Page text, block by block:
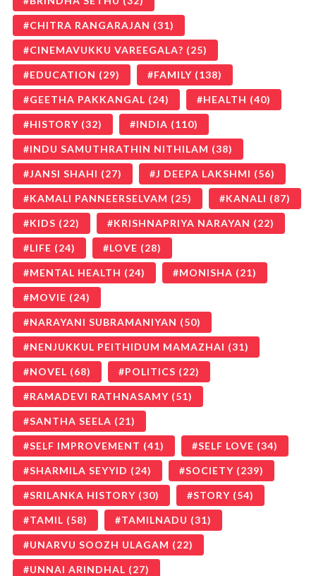
CHITRA RANGARAJAN (31)
CINEMAVUKKU VAREEGALA? (25)
EDUCATION (29) FAMILY (138)
GEETHA PAKKANGAL (24) HEALTH (40)
HISTORY (32) INDIA (110)
INDU SAMUTHRATHIN NITHILAM (38)
JANSI SHAHI (27) J DEEPA LAKSHMI (56)
KAMALI PANNEERSELVAM (25) KANALI (87)
KIDS (22) KRISHNAPRIYA NARAYAN (22)
LIFE (24) LOVE (28)
MENTAL HEALTH (24) MONISHA (21)
MOVIE (24)
NARAYANI SUBRAMANIYAN (50)
NENJUKKUL PEITHIDUM MAMAZHAI (31)
NOVEL (68) POLITICS (22)
RAMADEVI RATHNASAMY (51)
SANTHA SEELA (21)
SELF IMPROVEMENT (41) SELF LOVE (34)
SHARMILA SEYYID (24) SOCIETY (239)
SRILANKA HISTORY (30) STORY (54)
TAMIL (58) TAMILNADU (31)
UNARVU SOOZH ULAGAM (22)
UNNAI ARINDHAL (27)